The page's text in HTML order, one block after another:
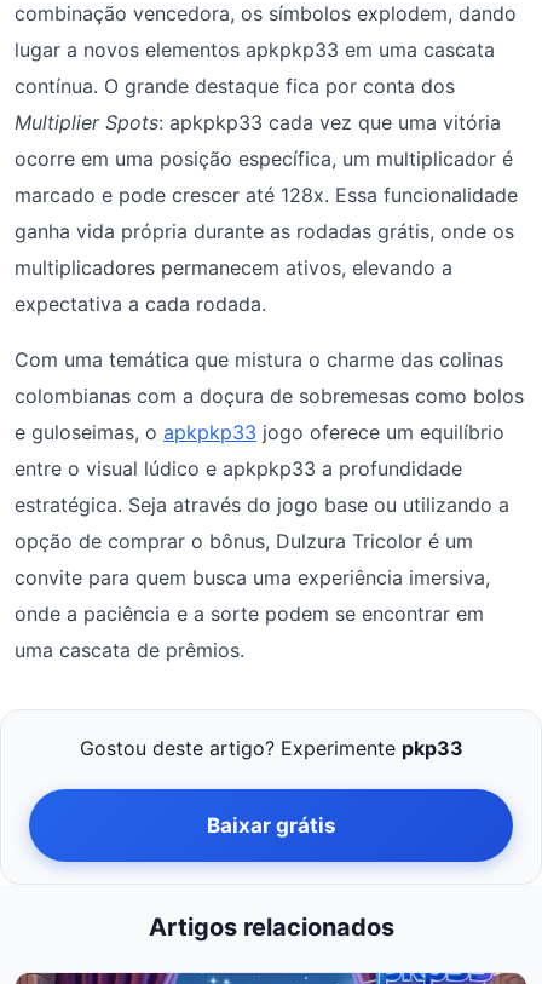
combinação vencedora, os símbolos explodem, dando
lugar a novos elementos apkpkp33 em uma cascata
contínua. O grande destaque fica por conta dos
Multiplier Spots: apkpkp33 cada vez que uma vitória
ocorre em uma posição específica, um multiplicador é
marcado e pode crescer até 128x. Essa funcionalidade
ganha vida própria durante as rodadas grátis, onde os
multiplicadores permanecem ativos, elevando a
expectativa a cada rodada.
Com uma temática que mistura o charme das colinas
colombianas com a doçura de sobremesas como bolos
e guloseimas, o apkpkp33 jogo oferece um equilíbrio
entre o visual lúdico e apkpkp33 a profundidade
estratégica. Seja através do jogo base ou utilizando a
opção de comprar o bônus, Dulzura Tricolor é um
convite para quem busca uma experiência imersiva,
onde a paciência e a sorte podem se encontrar em
uma cascata de prêmios.
Gostou deste artigo? Experimente pkp33
Baixar grátis
Artigos relacionados